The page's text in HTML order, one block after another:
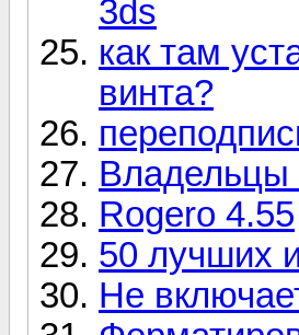
3ds
как там
винта?
Владельцы
Rogero 4.55
50 лучших
Не